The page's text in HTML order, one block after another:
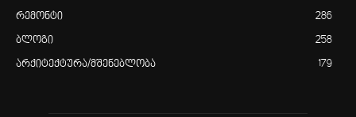
რემონტი 286
ბლოგი 258
არქიტექტურა/მშენებლობა 179